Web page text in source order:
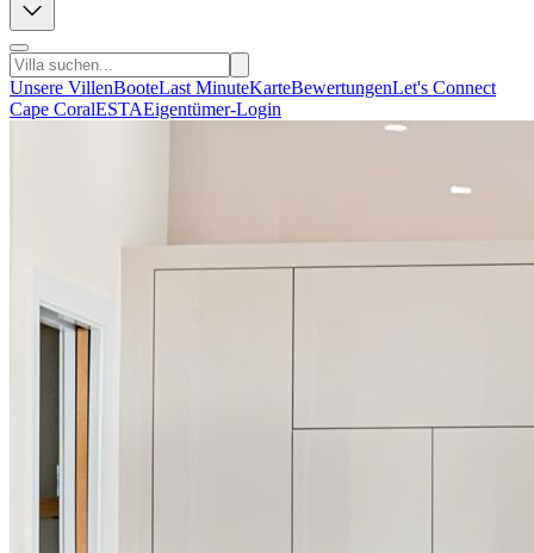
Unsere VillenBooteLast MinuteKarteBewertungenLet's Connect
Cape CoralESTAEigentümer-Login